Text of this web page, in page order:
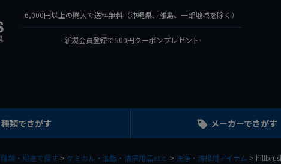
6,000円以上の購入で送料無料（沖縄県、離島、一部地域を除く）
新規会員登録で500円クーポンプレゼント
種類でさがす メーカーでさがす
種類・用途で探す ケミカル・油脂・清掃用品e.t.c. 洗浄・清掃用アイテム